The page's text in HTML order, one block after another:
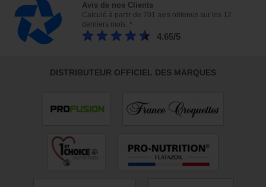
Avis de nos Clients
Calculé à partir de 701 avis obtenus sur les 12
derniers mois. *
4.65/5
DISTRIBUTEUR OFFICIEL DES MARQUES